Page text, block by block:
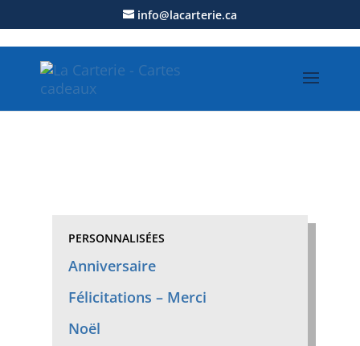
info@lacarterie.ca
PERSONNALISÉES
Anniversaire
Félicitations – Merci
Noël